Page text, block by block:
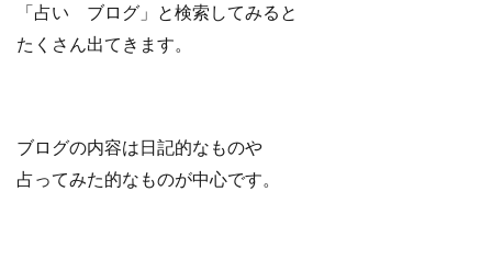
「占い ブログ」と検索してみると
たくさん出てきます。
ブログの内容は日記的なものや
占ってみた的なものが中心です。